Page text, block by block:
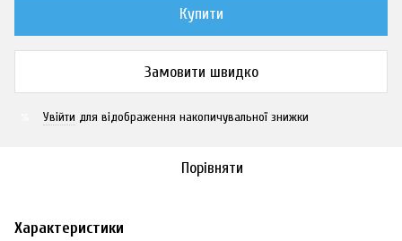
Купити
Замовити швидко
Увійти для відображення накопичувальної знижки
Порівняти
Характеристики